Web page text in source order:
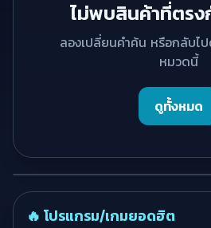
ไม่พบสินค้าที่ตรง
ลองเปลี่ยนคำค้น หรือกลับไ
หมวดนี้
ดูทั้งหมด
🔥 โปรแกรม/เกมยอดฮิต